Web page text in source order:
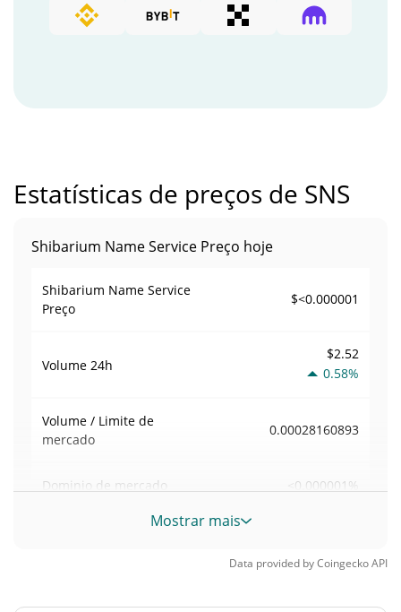
Estatísticas de preços de SNS
Shibarium Name Service Preço hoje
Shibarium Name Service
Preço
$<0.000001
Volume 24h
$2.52
0.58%
Volume / Limite de
mercado
0.00028160893
Dominio de mercado <0.000001%
Posição de mercado
Fornecimento de Shibarium Name Service
Mostrar mais
Data provided byCoingeckoAPI